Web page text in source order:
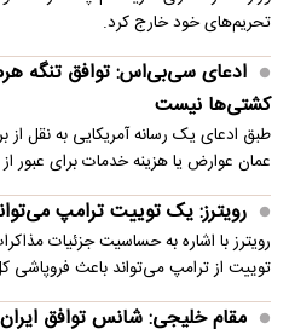
تحریم‌های خود خارج کرد.
ادعای سی‌بی‌اس: توافق تنگه
کشتی‌ها نیست
طبق ادعای یک رسانه آمریکایی به نقل از
عمان عوارض یا هزینه خدمات برای عبور از
رویترز: یک توییت ترامپ
رویترز با اشاره به حساسیت جزئیات
توییت از ترامپ می‌تواند باعث فروپاشی